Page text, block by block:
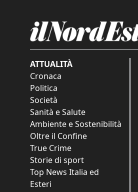
ATTUALITÀ
Cronaca
Politica
Società
Sanità e Salute
Ambiente e Sostenibilità
Oltre il Confine
True Crime
Storie di sport
Top News Italia ed
Esteri